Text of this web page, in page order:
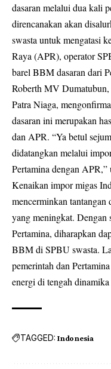
dasaran melalui dua kali
direncanakan akan
swasta untuk mengatasi
Raya (APR), operator
barel BBM dasaran dari
Roberth MV Dumatubun,
Patra Niaga,
dasaran ini merupakan
dan APR. “Ya betul
didatangkan melalui
Pertamina dengan
Kenaikan impor migas
mencerminkan tantangan
yang meningkat. Dengan
Pertamina, diharapkan
BBM di SPBU swasta.
pemerintah dan
energi di tengah
TAGGED: Indonesia